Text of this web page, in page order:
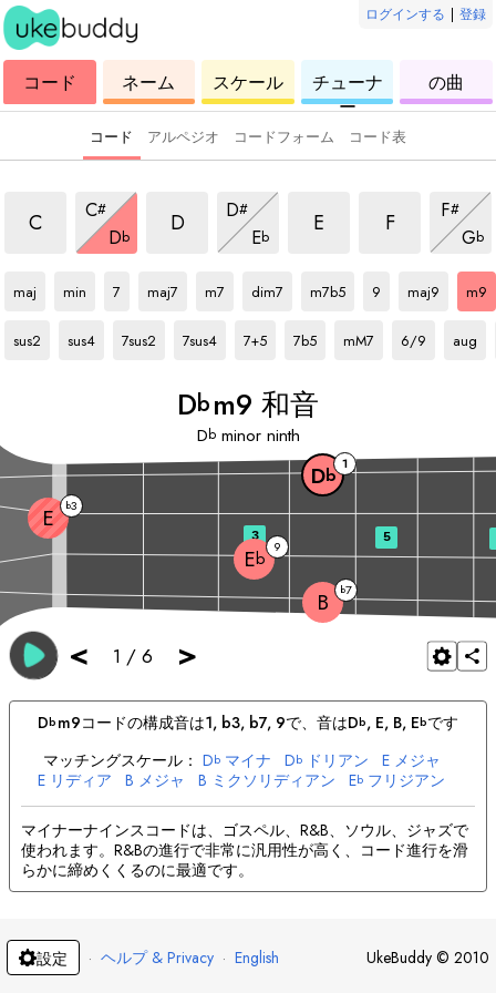
ログインする | 登録
ウ
ク
レ
コード
コ
ー
ド
ネーム
ウ
ク
レ
レ
スケール
ク
レ
レ
チューナ
ー
ク
レ
の曲
コード アルペジオ コードフォーム コード表
C C#
m9 和音
Db
m9 和音 D D#
m9 和音
Eb
m9 和音 E
F
F#
m9 和音
Gb
m9
maj
Db
min
和音
Db
7
和音
maj7
m7
dim7
m7b5
9
maj9
m9
sus2
sus4
7sus2
7sus4
7+5
7b5
mM7
6/9
Db
aug
和音
Dbm9 和音
Db minor ninth
< 1 / 6 >
B b7
Eb 9
E b3
Db 1
3 5
Dbm9コードの構成音は1, b3, b7, 9で、音はDb, E, B, Ebです
マッチングスケール： Db マイナ Db ドリアン E メジャ
E リディア B メジャ B ミクソリディアン Eb フリジアン
E ロクリアン
マイナーナインスコードは、ゴスペル、R&B、ソウル、ジャズで
使われます。R&Bの進行で非常に汎用性が高く、コード進行を滑
らかに締めくくるのに最適です。
設定 · ヘルプ & Privacy · English UkeBuddy © 2010